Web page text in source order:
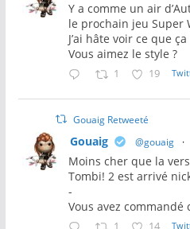
Y a comme un air
le prochain jeu Super
J’ai hâte voir ce que
Vous aimez le style ?
1 19
Gouaig Retweeté
Gouaig @gouaig ·
Moins cher que la
Tombi! 2 est arrivé
-
Vous avez commandé